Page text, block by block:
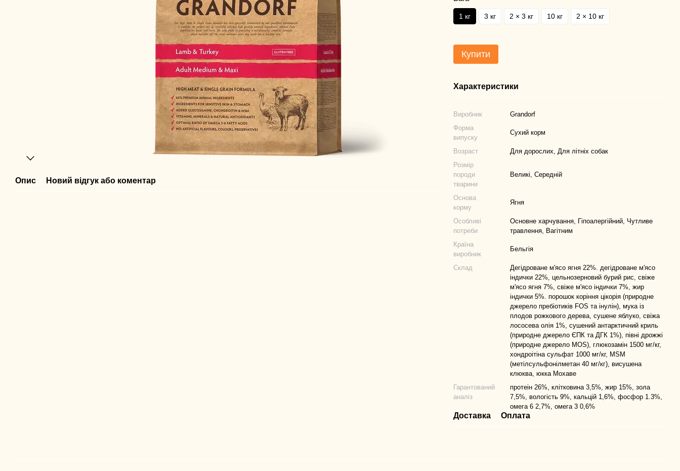
Опис Новий відгук або коментар
1 кг 3 кг 2 × 3 кг 10 кг 2 × 10 кг
Купити
Характеристики
Виробник
Grandorf
Форма
випуску
Сухий корм
Возраст
Для дорослих, Для літніх собак
Розмір
породи
тварини
Великі, Середній
Основа
корму
Ягня
Особливі
потреби
Основне харчування, Гіпоалергійний, Чутливе
травлення, Вагітним
Країна
виробник
Бельгія
Склад
Дегідроване м'ясо ягня 22%. дегідроване м'ясо
індички 22%, цельнозерновий бурий рис, свіже
м'ясо ягня 7%, свіже м'ясо індички 7%, жир
індички 5%. порошок коріння цікорія (природне
джерело пребіотиків FOS та інулін), мука із
плодов рожкового дерева, сушене яблуко, свіжа
лососева олія 1%, сушений антарктичний криль
(природне джерело ЄПК та ДГК 1%), півні дрожжі
(природне джерело MOS), глюкозамін 1500 мг/кг,
хондроітіна сульфат 1000 мг/кг, MSM
(метілсульфонілметан 40 мг/кг), висушена
клюква, юкка Мохаве
Гарантований
аналіз
протеін 26%, клітковина 3,5%, жир 15%, зола
7,5%, вологість 9%, кальцій 1,6%, фосфор 1.3%,
омега 6 2,7%, омега 3 0,6%
Доставка Оплата